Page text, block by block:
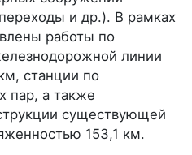
и др.). В рамках
работы по
линии
станции по
пар, а также
существующей
153,1 км.